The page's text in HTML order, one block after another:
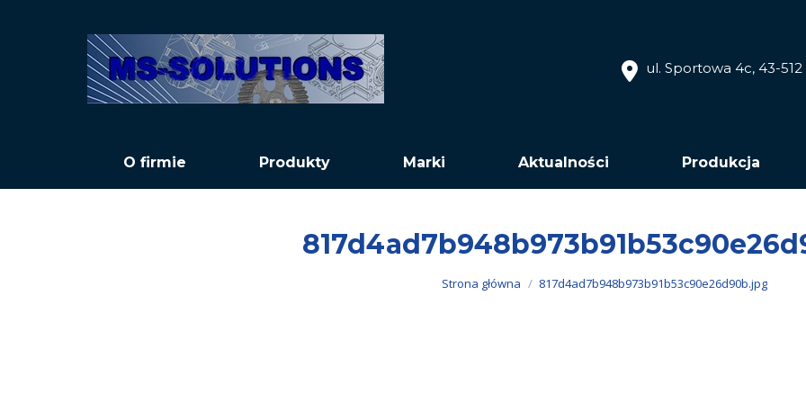
ul. Sportowa 4c, 43-
O firmie Produkty Marki Aktualności Produkcja
Jesteś tutaj:
Strona główna 817d4ad7b948b973b91b53c90e26d90b.jpg